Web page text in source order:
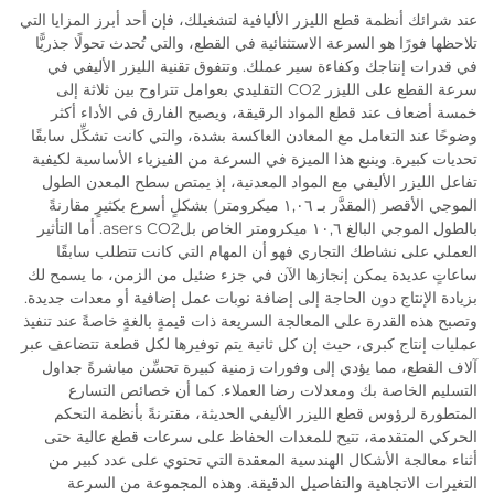
عند شرائك أنظمة قطع الليزر الأليافية لتشغيلك، فإن أحد أبرز المزايا التي
تلاحظها فورًا هو السرعة الاستثنائية في القطع، والتي تُحدث تحولًا جذريًّا
في قدرات إنتاجك وكفاءة سير عملك. وتتفوق تقنية الليزر الأليفي في
سرعة القطع على الليزر CO2 التقليدي بعوامل تتراوح بين ثلاثة إلى
خمسة أضعاف عند قطع المواد الرقيقة، ويصبح الفارق في الأداء أكثر
وضوحًا عند التعامل مع المعادن العاكسة بشدة، والتي كانت تشكِّل سابقًا
تحديات كبيرة. وينبع هذا الميزة في السرعة من الفيزياء الأساسية لكيفية
تفاعل الليزر الأليفي مع المواد المعدنية، إذ يمتص سطح المعدن الطول
الموجي الأقصر (المقدَّر بـ ١,٠٦ ميكرومتر) بشكلٍ أسرع بكثيرٍ مقارنةً
بالطول الموجي البالغ ١٠,٦ ميكرومتر الخاص بلasers CO2. أما التأثير
العملي على نشاطك التجاري فهو أن المهام التي كانت تتطلب سابقًا
ساعاتٍ عديدة يمكن إنجازها الآن في جزء ضئيل من الزمن، ما يسمح لك
بزيادة الإنتاج دون الحاجة إلى إضافة نوبات عمل إضافية أو معدات جديدة.
وتصبح هذه القدرة على المعالجة السريعة ذات قيمةٍ بالغةٍ خاصةً عند تنفيذ
عمليات إنتاج كبرى، حيث إن كل ثانية يتم توفيرها لكل قطعة تتضاعف عبر
آلاف القطع، مما يؤدي إلى وفورات زمنية كبيرة تحسِّن مباشرةً جداول
التسليم الخاصة بك ومعدلات رضا العملاء. كما أن خصائص التسارع
المتطورة لرؤوس قطع الليزر الأليفي الحديثة، مقترنةً بأنظمة التحكم
الحركي المتقدمة، تتيح للمعدات الحفاظ على سرعات قطع عالية حتى
أثناء معالجة الأشكال الهندسية المعقدة التي تحتوي على عدد كبير من
التغيرات الاتجاهية والتفاصيل الدقيقة. وهذه المجموعة من السرعة